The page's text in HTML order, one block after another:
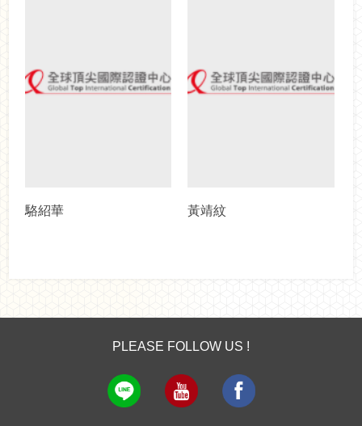
駱紹華 黃靖紋
PLEASE FOLLOW US !